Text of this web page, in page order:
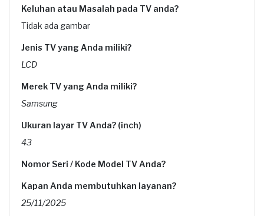
Keluhan atau Masalah pada TV anda?
Tidak ada gambar
Jenis TV yang Anda miliki?
LCD
Merek TV yang Anda miliki?
Samsung
Ukuran layar TV Anda? (inch)
43
Nomor Seri / Kode Model TV Anda?
Kapan Anda membutuhkan layanan?
25/11/2025